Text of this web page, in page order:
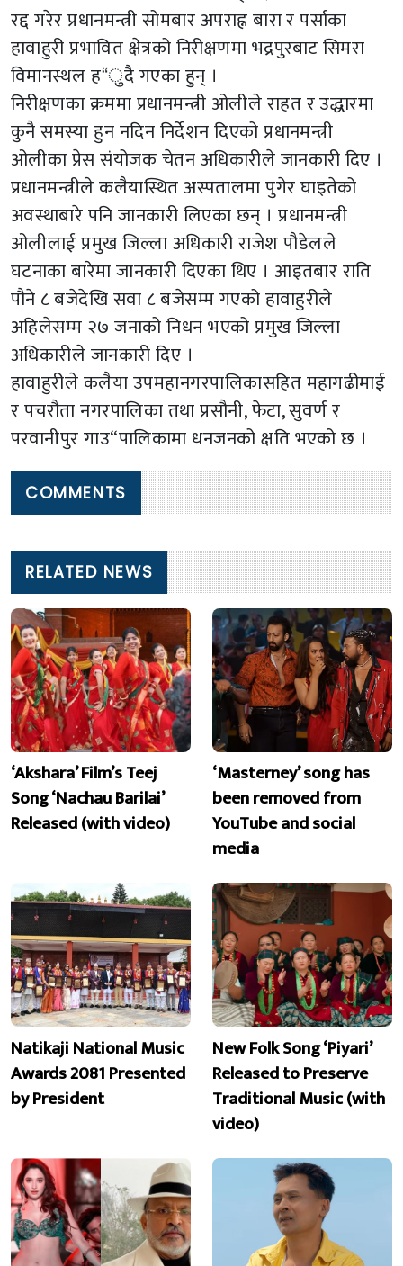
रद्द गरेर प्रधानमन्त्री सोमबार अपराह्न बारा र पर्साका
हावाहुरी प्रभावित क्षेत्रको निरीक्षणमा भद्रपुरबाट सिमरा
विमानस्थल ह“ुदै गएका हुन् ।
निरीक्षणका क्रममा प्रधानमन्त्री ओलीले राहत र उद्धारमा
कुनै समस्या हुन नदिन निर्देशन दिएको प्रधानमन्त्री
ओलीका प्रेस संयोजक चेतन अधिकारीले जानकारी दिए ।
प्रधानमन्त्रीले कलैयास्थित अस्पतालमा पुगेर घाइतेको
अवस्थाबारे पनि जानकारी लिएका छन् । प्रधानमन्त्री
ओलीलाई प्रमुख जिल्ला अधिकारी राजेश पौडेलले
घटनाका बारेमा जानकारी दिएका थिए । आइतबार राति
पौने ८ बजेदेखि सवा ८ बजेसम्म गएको हावाहुरीले
अहिलेसम्म २७ जनाको निधन भएको प्रमुख जिल्ला
अधिकारीले जानकारी दिए ।
हावाहुरीले कलैया उपमहानगरपालिकासहित महागढीमाई
र पचरौता नगरपालिका तथा प्रसौनी, फेटा, सुवर्ण र
परवानीपुर गाउ“पालिकामा धनजनको क्षति भएको छ ।
COMMENTS
RELATED NEWS
‘Akshara’ Film’s Teej
Song ‘Nachau Barilai’
Released (with video)
‘Masterney’ song has
been removed from
YouTube and social
media
Natikaji National Music
Awards 2081 Presented
by President
New Folk Song ‘Piyari’
Released to Preserve
Traditional Music (with
video)